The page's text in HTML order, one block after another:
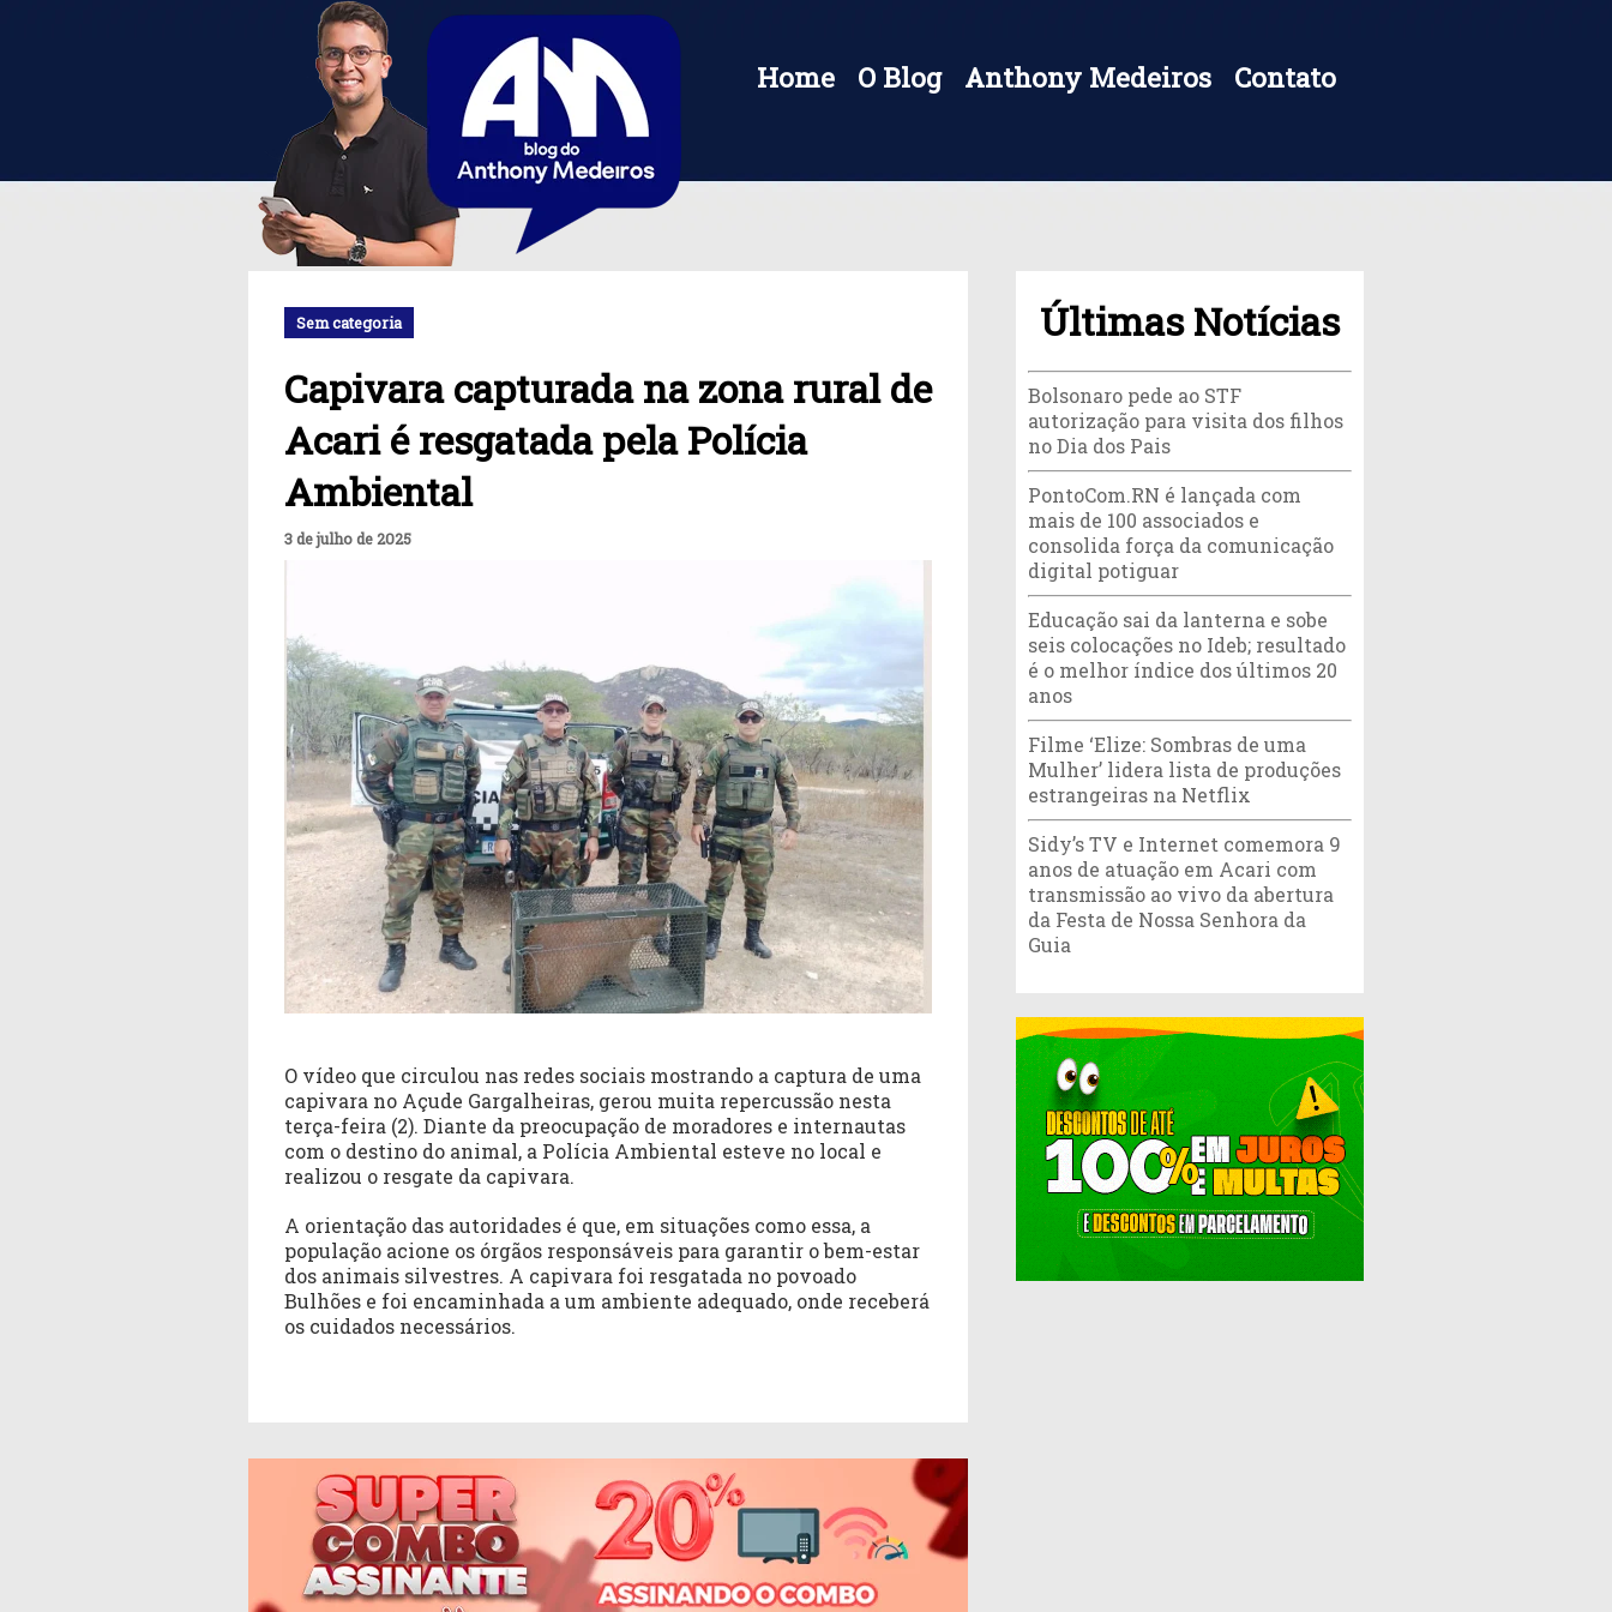
Home O Blog Anthony Medeiros Contato
Sem categoria
Capivara capturada na zona rural de
Acari é resgatada pela Polícia
Ambiental
3 de julho de 2025
O vídeo que circulou nas redes sociais mostrando a captura de uma
capivara no Açude Gargalheiras, gerou muita repercussão nesta
terça-feira (2). Diante da preocupação de moradores e internautas
com o destino do animal, a Polícia Ambiental esteve no local e
realizou o resgate da capivara.
A orientação das autoridades é que, em situações como essa, a
população acione os órgãos responsáveis para garantir o bem-estar
dos animais silvestres. A capivara foi resgatada no povoado
Bulhões e foi encaminhada a um ambiente adequado, onde receberá
os cuidados necessários.
Últimas Notícias
Bolsonaro pede ao STF
autorização para visita dos filhos
no Dia dos Pais
PontoCom.RN é lançada com
mais de 100 associados e
consolida força da comunicação
digital potiguar
Educação sai da lanterna e sobe
seis colocações no Ideb; resultado
é o melhor índice dos últimos 20
anos
Filme ‘Elize: Sombras de uma
Mulher’ lidera lista de produções
estrangeiras na Netflix
Sidy’s TV e Internet comemora 9
anos de atuação em Acari com
transmissão ao vivo da abertura
da Festa de Nossa Senhora da
Guia